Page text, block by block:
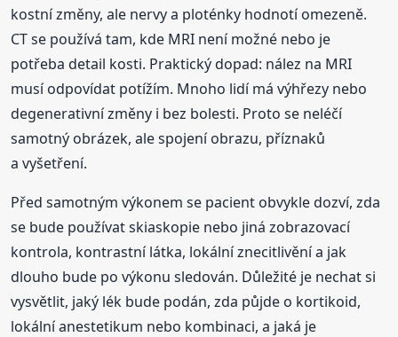
kostní změny, ale nervy a ploténky hodnotí omezeně.
CT se používá tam, kde MRI není možné nebo je
potřeba detail kosti. Praktický dopad: nález na MRI
musí odpovídat potížím. Mnoho lidí má výhřezy nebo
degenerativní změny i bez bolesti. Proto se neléčí
samotný obrázek, ale spojení obrazu, příznaků
a vyšetření.
Před samotným výkonem se pacient obvykle dozví, zda
se bude používat skiaskopie nebo jiná zobrazovací
kontrola, kontrastní látka, lokální znecitlivění a jak
dlouho bude po výkonu sledován. Důležité je nechat si
vysvětlit, jaký lék bude podán, zda půjde o kortikoid,
lokální anestetikum nebo kombinaci, a jaká je